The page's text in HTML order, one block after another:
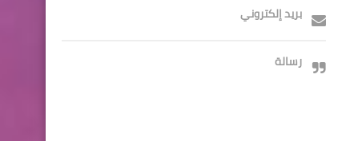
بريد إلكتروني
رسالة